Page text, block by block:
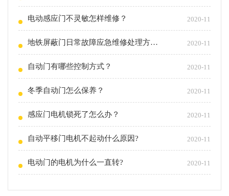
电动感应门不灵敏怎样维修？ 2020-11
地铁屏蔽门日常故障应急维修处理方法！ 2020-11
自动门有哪些控制方式？ 2020-11
冬季自动门怎么保养？ 2020-11
感应门电机锁死了怎么办？ 2020-11
自动平移门电机不起动什么原因? 2020-11
电动门的电机为什么一直转? 2020-11